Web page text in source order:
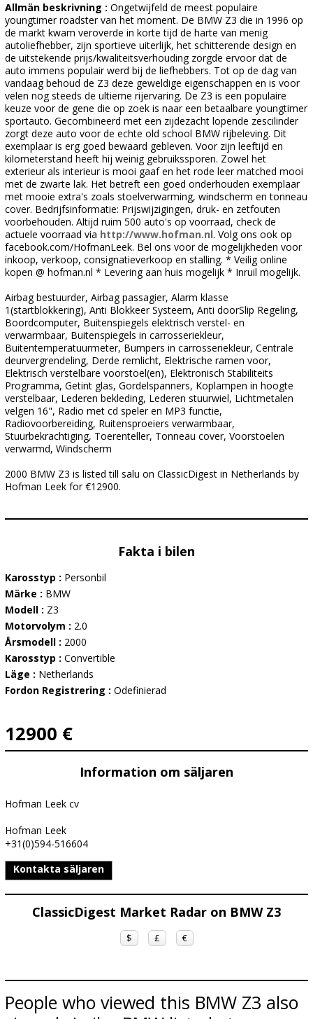
Allmän beskrivning : Ongetwijfeld de meest populaire
youngtimer roadster van het moment. De BMW Z3 die in 1996 op
de markt kwam veroverde in korte tijd de harte van menig
autoliefhebber, zijn sportieve uiterlijk, het schitterende design en
de uitstekende prijs/kwaliteitsverhouding zorgde ervoor dat de
auto immens populair werd bij de liefhebbers. Tot op de dag van
vandaag behoud de Z3 deze geweldige eigenschappen en is voor
velen nog steeds de ultieme rijervaring. De Z3 is een populaire
keuze voor de gene die op zoek is naar een betaalbare youngtimer
sportauto. Gecombineerd met een zijdezacht lopende zescilinder
zorgt deze auto voor de echte old school BMW rijbeleving. Dit
exemplaar is erg goed bewaard gebleven. Voor zijn leeftijd en
kilometerstand heeft hij weinig gebruikssporen. Zowel het
exterieur als interieur is mooi gaaf en het rode leer matched mooi
met de zwarte lak. Het betreft een goed onderhouden exemplaar
met mooie extra's zoals stoelverwarming, windscherm en tonneau
cover. Bedrijfsinformatie: Prijswijzigingen, druk- en zetfouten
voorbehouden. Altijd ruim 500 auto's op voorraad, check de
actuele voorraad via http://www.hofman.nl. Volg ons ook op
facebook.com/HofmanLeek. Bel ons voor de mogelijkheden voor
inkoop, verkoop, consignatieverkoop en stalling. * Veilig online
kopen @ hofman.nl * Levering aan huis mogelijk * Inruil mogelijk.
Airbag bestuurder, Airbag passagier, Alarm klasse
1(startblokkering), Anti Blokkeer Systeem, Anti doorSlip Regeling,
Boordcomputer, Buitenspiegels elektrisch verstel- en
verwarmbaar, Buitenspiegels in carrosseriekleur,
Buitentemperatuurmeter, Bumpers in carrosseriekleur, Centrale
deurvergrendeling, Derde remlicht, Elektrische ramen voor,
Elektrisch verstelbare voorstoel(en), Elektronisch Stabiliteits
Programma, Getint glas, Gordelspanners, Koplampen in hoogte
verstelbaar, Lederen bekleding, Lederen stuurwiel, Lichtmetalen
velgen 16", Radio met cd speler en MP3 functie,
Radiovoorbereiding, Ruitensproeiers verwarmbaar,
Stuurbekrachtiging, Toerenteller, Tonneau cover, Voorstoelen
verwarmd, Windscherm
2000 BMW Z3 is listed till salu on ClassicDigest in Netherlands by
Hofman Leek for €12900.
Fakta i bilen
Karosstyp : Personbil
Märke : BMW
Modell : Z3
Motorvolym : 2.0
Årsmodell : 2000
Karosstyp : Convertible
Läge : Netherlands
Fordon Registrering : Odefinierad
12900 €
Information om säljaren
Hofman Leek cv
Hofman Leek
+31(0)594-516604
Kontakta säljaren
ClassicDigest Market Radar on BMW Z3
$ £ €
People who viewed this BMW Z3 also